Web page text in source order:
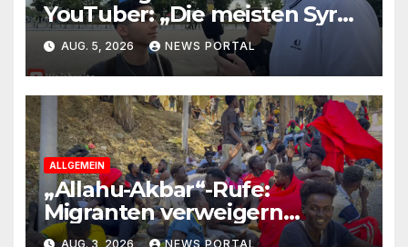
YouTuber: „Die meisten Syrer
kommen wegen der
Sozialleistungen“
AUG. 5, 2026 NEWS PORTAL
ALLGEMEIN
„Allahu-Akbar“-Rufe:
Migranten verweigern
Rückreise
AUG. 3, 2026 NEWS PORTAL